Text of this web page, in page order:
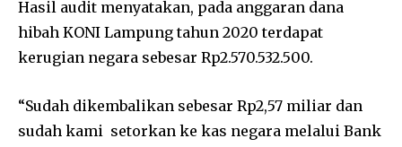
Hasil audit menyatakan, pada anggaran dana
hibah KONI Lampung tahun 2020 terdapat
kerugian negara sebesar Rp2.570.532.500.
“Sudah dikembalikan sebesar Rp2,57 miliar dan
sudah kami setorkan ke kas negara melalui Bank